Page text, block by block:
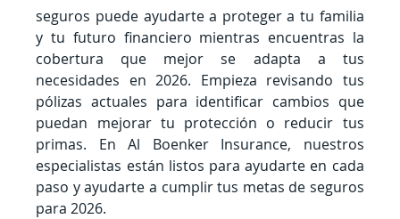
seguros puede ayudarte a proteger a tu familia
y tu futuro financiero mientras encuentras la
cobertura que mejor se adapta a tus
necesidades en 2026. Empieza revisando tus
pólizas actuales para identificar cambios que
puedan mejorar tu protección o reducir tus
primas. En Al Boenker Insurance, nuestros
especialistas están listos para ayudarte en cada
paso y ayudarte a cumplir tus metas de seguros
para 2026.